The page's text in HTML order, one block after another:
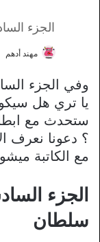
الجزء
مهند أدهم
وفي الجزء
يا تري هل
ستحدث مع
؟ دعونا نعرف
مع الكاتبة
الجزء
سلطان